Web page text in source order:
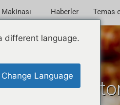
Makinası Haberler Temas
different language.
Change Language